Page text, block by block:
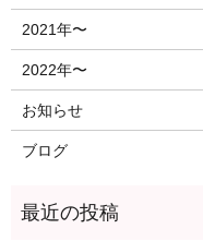
2021年〜
2022年〜
お知らせ
ブログ